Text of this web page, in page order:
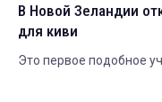
В Новой Зеландии
для киви
Это первое подобное